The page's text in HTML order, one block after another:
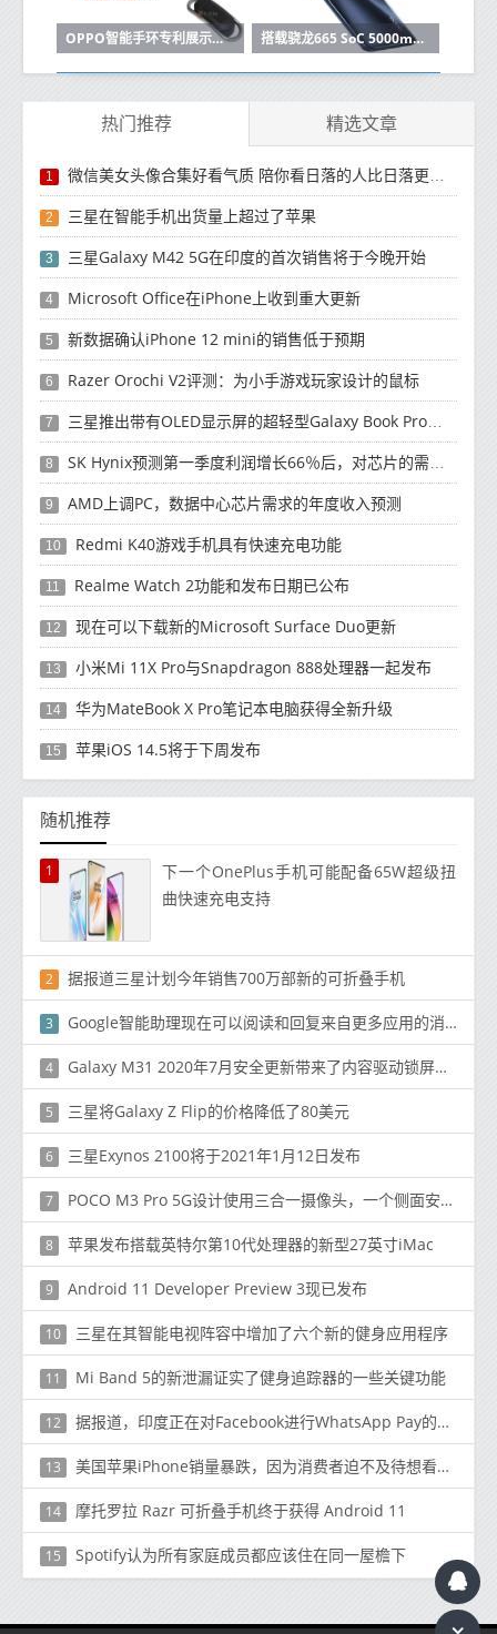
OPPO智能手环专利展示了前所未有的设计 搭载骁龙665 SoC 5000mAh电池的Oppo A52在中国推出
热门推荐 精选文章
1 微信美女头像合集好看气质 陪你看日落的人比日落更浪漫
2 三星在智能手机出货量上超过了苹果
3 三星Galaxy M42 5G在印度的首次销售将于今晚开始
4 Microsoft Office在iPhone上收到重大更新
5 新数据确认iPhone 12 mini的销售低于预期
6 Razer Orochi V2评测：为小手游戏玩家设计的鼠标
7 三星推出带有OLED显示屏的超轻型Galaxy Book Pro和Galaxy Book Pro 360笔记本电脑
8 SK Hynix预测第一季度利润增长66％后，对芯片的需求将增强
9 AMD上调PC，数据中心芯片需求的年度收入预测
10 Redmi K40游戏手机具有快速充电功能
11 Realme Watch 2功能和发布日期已公布
12 现在可以下载新的Microsoft Surface Duo更新
13 小米Mi 11X Pro与Snapdragon 888处理器一起发布
14 华为MateBook X Pro笔记本电脑获得全新升级
15 苹果iOS 14.5将于下周发布
随机推荐
1
下一个OnePlus手机可能配备65W超级扭
曲快速充电支持
2 据报道三星计划今年销售700万部新的可折叠手机
3 Google智能助理现在可以阅读和回复来自更多应用的消息
4 Galaxy M31 2020年7月安全更新带来了内容驱动锁屏壁纸服务Glance
5 三星将Galaxy Z Flip的价格降低了80美元
6 三星Exynos 2100将于2021年1月12日发布
7 POCO M3 Pro 5G设计使用三合一摄像头，一个侧面安装的指纹扫描仪，并在全新渲染器中显示更多功能
8 苹果发布搭载英特尔第10代处理器的新型27英寸iMac
9 Android 11 Developer Preview 3现已发布
10 三星在其智能电视阵容中增加了六个新的健身应用程序
11 Mi Band 5的新泄漏证实了健身追踪器的一些关键功能
12 据报道，印度正在对Facebook进行WhatsApp Pay的调查
13 美国苹果iPhone销量暴跌，因为消费者迫不及待想看看新的5G型号
14 摩托罗拉 Razr 可折叠手机终于获得 Android 11
15 Spotify认为所有家庭成员都应该住在同一屋檐下